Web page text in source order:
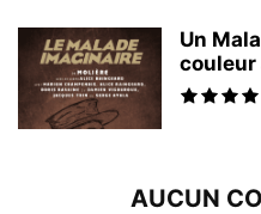
Un
couleur
AUCUN